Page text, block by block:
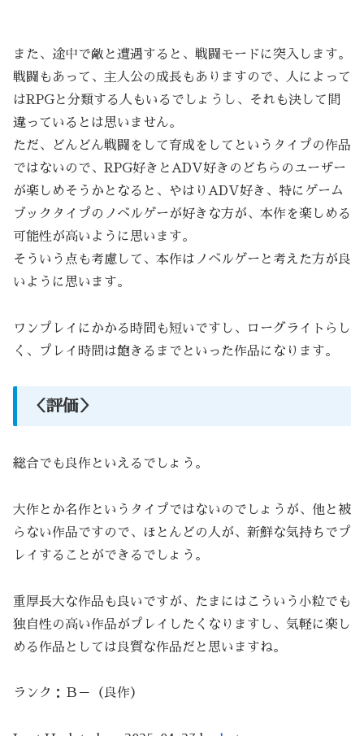
また、途中で敵と遭遇すると、戦闘モードに突入します。
戦闘もあって、主人公の成長もありますので、人によって
はRPGと分類する人もいるでしょうし、それも決して間
違っているとは思いません。
ただ、どんどん戦闘をして育成をしてというタイプの作品
ではないので、RPG好きとADV好きのどちらのユーザー
が楽しめそうかとなると、やはりADV好き、特にゲーム
ブックタイプのノベルゲーが好きな方が、本作を楽しめる
可能性が高いように思います。
そういう点も考慮して、本作はノベルゲーと考えた方が良
いように思います。
ワンプレイにかかる時間も短いですし、ローグライトらし
く、プレイ時間は飽きるまでといった作品になります。
＜評価＞
総合でも良作といえるでしょう。
大作とか名作というタイプではないのでしょうが、他と被
らない作品ですので、ほとんどの人が、新鮮な気持ちでプ
レイすることができるでしょう。
重厚長大な作品も良いですが、たまにはこういう小粒でも
独自性の高い作品がプレイしたくなりますし、気軽に楽し
める作品としては良質な作品だと思いますね。
ランク：Ｂ－（良作）